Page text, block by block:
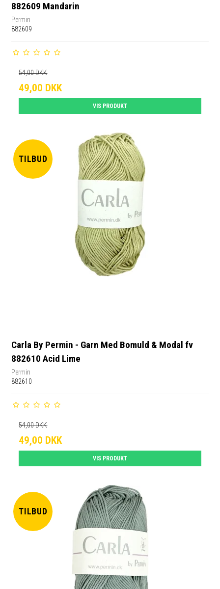
882609 Mandarin
Permin
882609
54,00 DKK
49,00 DKK
VIS PRODUKT
TILBUD
Carla By Permin - Garn Med Bomuld & Modal fv
882610 Acid Lime
Permin
882610
54,00 DKK
49,00 DKK
VIS PRODUKT
TILBUD